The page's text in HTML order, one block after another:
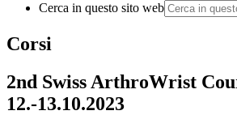
Cerca in questo sito web
Corsi
2nd Swiss ArthroWrist
12.-13.10.2023